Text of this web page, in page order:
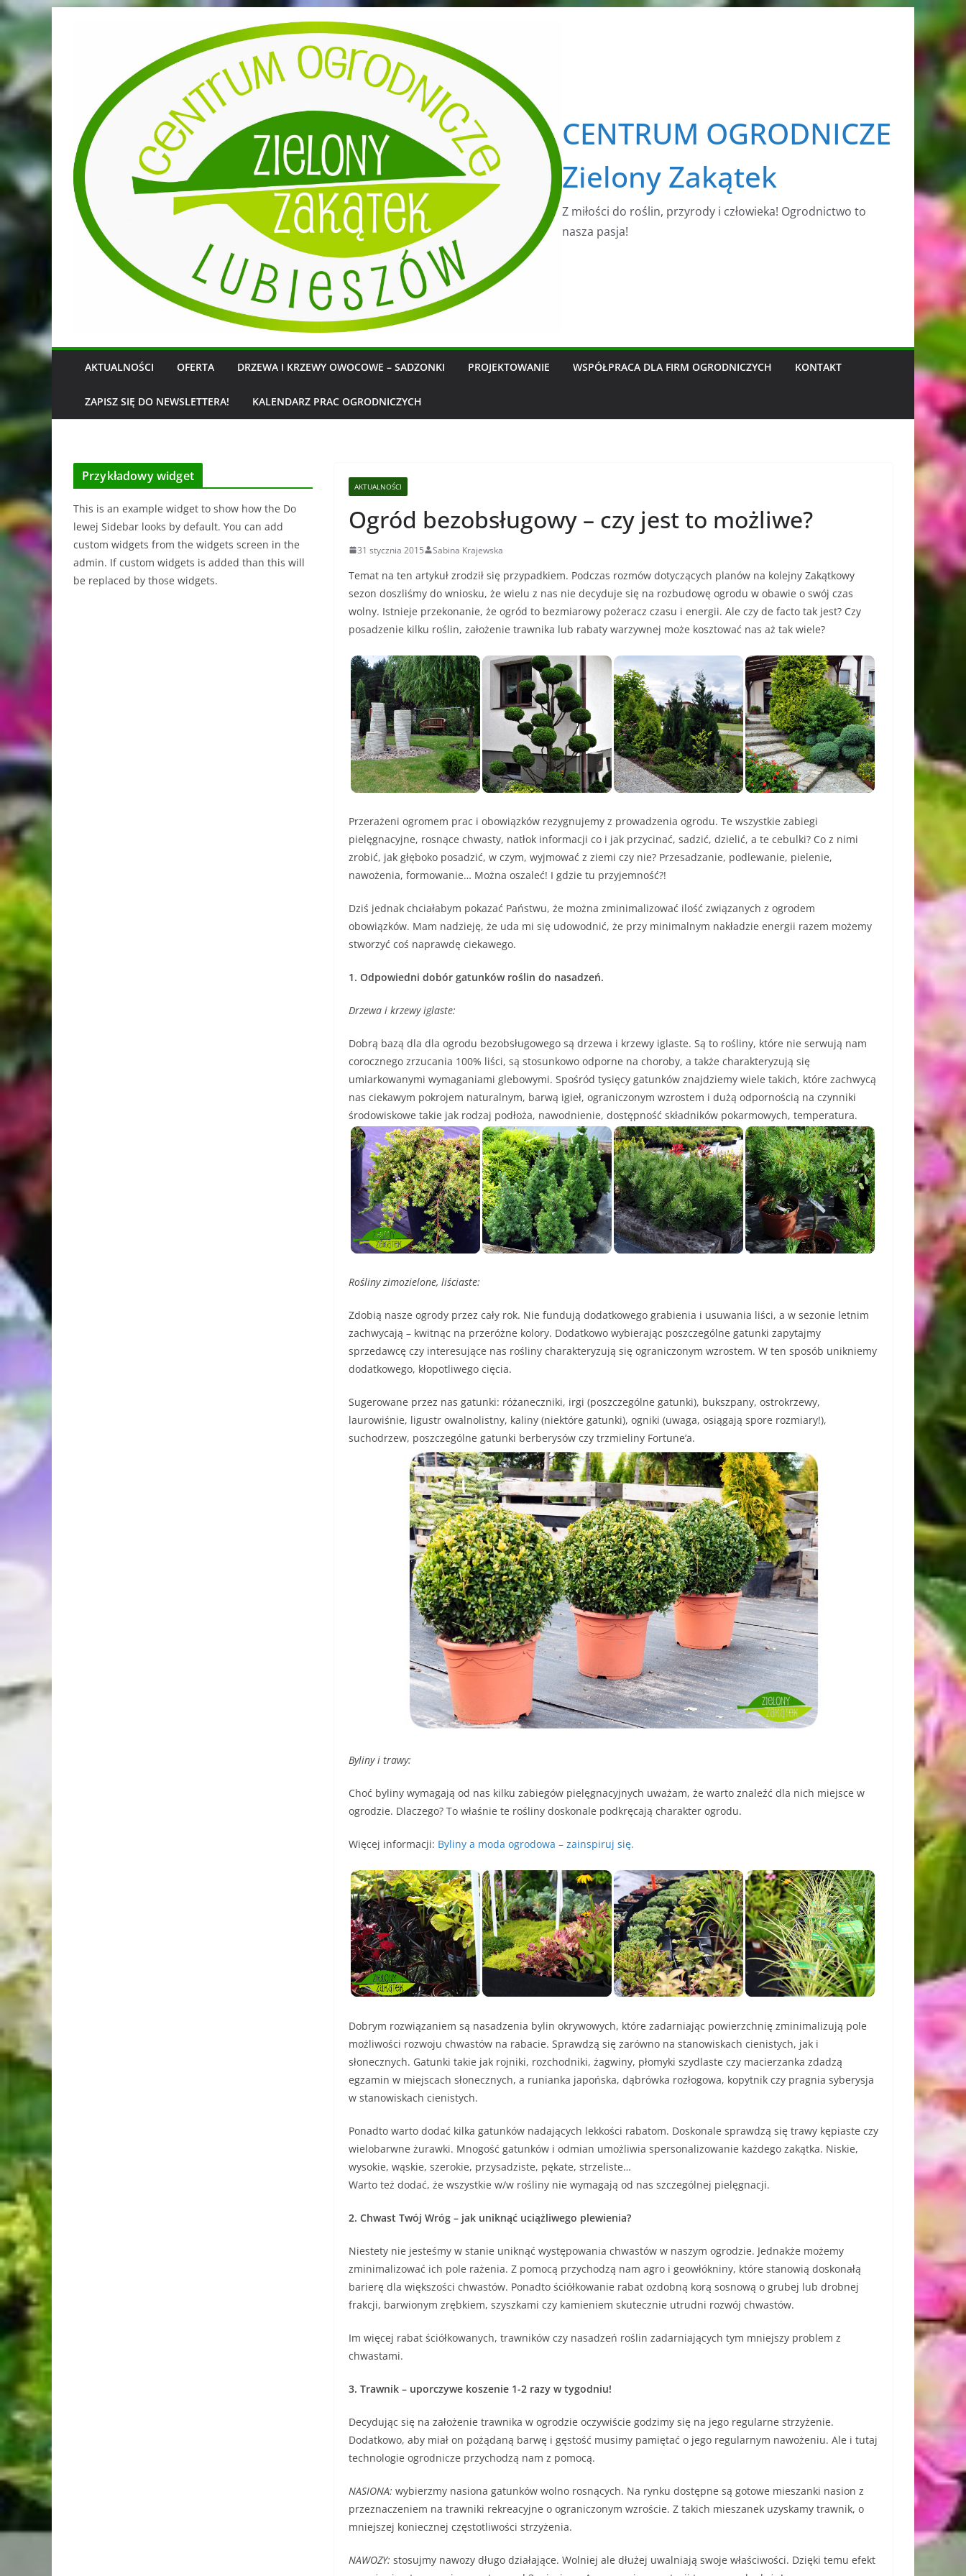
Przejdź
treści
CENTRUM OGRODNICZE
Zielony Zakątek
Z miłości do roślin, przyrody i człowieka! Ogrodnictwo to
nasza pasja!
AKTUALNOŚCI OFERTA DRZEWA I KRZEWY OWOCOWE – SADZONKI PROJEKTOWANIE WSPÓŁPRACA DLA FIRM OGRODNICZYCH KONTAKT
ZAPISZ SIĘ DO NEWSLETTERA! KALENDARZ PRAC OGRODNICZYCH
AKTUALNOŚCI
Ogród bezobsługowy – czy jest to możliwe?
31 stycznia 2015 Sabina Krajewska
Temat na ten artykuł zrodził się przypadkiem. Podczas rozmów dotyczących planów na kolejny Zakątkowy
sezon doszliśmy do wniosku, że wielu z nas nie decyduje się na rozbudowę ogrodu w obawie o swój czas
wolny. Istnieje przekonanie, że ogród to bezmiarowy pożeracz czasu i energii. Ale czy de facto tak jest? Czy
posadzenie kilku roślin, założenie trawnika lub rabaty warzywnej może kosztować nas aż tak wiele?
Przerażeni ogromem prac i obowiązków rezygnujemy z prowadzenia ogrodu. Te wszystkie zabiegi
pielęgnacyjne, rosnące chwasty, natłok informacji co i jak przycinać, sadzić, dzielić, a te cebulki? Co z nimi
zrobić, jak głęboko posadzić, w czym, wyjmować z ziemi czy nie? Przesadzanie, podlewanie, pielenie,
nawożenia, formowanie… Można oszaleć! I gdzie tu przyjemność?!
Dziś jednak chciałabym pokazać Państwu, że można zminimalizować ilość związanych z ogrodem
obowiązków. Mam nadzieję, że uda mi się udowodnić, że przy minimalnym nakładzie energii razem możemy
stworzyć coś naprawdę ciekawego.
1. Odpowiedni dobór gatunków roślin do nasadzeń.
Drzewa i krzewy iglaste:
Dobrą bazą dla dla ogrodu bezobsługowego są drzewa i krzewy iglaste. Są to rośliny, które nie serwują nam
corocznego zrzucania 100% liści, są stosunkowo odporne na choroby, a także charakteryzują się
umiarkowanymi wymaganiami glebowymi. Spośród tysięcy gatunków znajdziemy wiele takich, które zachwycą
nas ciekawym pokrojem naturalnym, barwą igieł, ograniczonym wzrostem i dużą odpornością na czynniki
środowiskowe takie jak rodzaj podłoża, nawodnienie, dostępność składników pokarmowych, temperatura.
Rośliny zimozielone, liściaste:
Zdobią nasze ogrody przez cały rok. Nie fundują dodatkowego grabienia i usuwania liści, a w sezonie letnim
zachwycają – kwitnąc na przeróżne kolory. Dodatkowo wybierając poszczególne gatunki zapytajmy
sprzedawcę czy interesujące nas rośliny charakteryzują się ograniczonym wzrostem. W ten sposób unikniemy
dodatkowego, kłopotliwego cięcia.
Sugerowane przez nas gatunki: różaneczniki, irgi (poszczególne gatunki), bukszpany, ostrokrzewy,
laurowiśnie, ligustr owalnolistny, kaliny (niektóre gatunki), ogniki (uwaga, osiągają spore rozmiary!),
suchodrzew, poszczególne gatunki berberysów czy trzmieliny Fortune’a.
Byliny i trawy:
Choć byliny wymagają od nas kilku zabiegów pielęgnacyjnych uważam, że warto znaleźć dla nich miejsce w
ogrodzie. Dlaczego? To właśnie te rośliny doskonale podkręcają charakter ogrodu.
Więcej informacji: Byliny a moda ogrodowa – zainspiruj się.
Dobrym rozwiązaniem są nasadzenia bylin okrywowych, które zadarniając powierzchnię zminimalizują pole
możliwości rozwoju chwastów na rabacie. Sprawdzą się zarówno na stanowiskach cienistych, jak i
słonecznych. Gatunki takie jak rojniki, rozchodniki, żagwiny, płomyki szydlaste czy macierzanka zdadzą
egzamin w miejscach słonecznych, a runianka japońska, dąbrówka rozłogowa, kopytnik czy pragnia syberysja
w stanowiskach cienistych.
Ponadto warto dodać kilka gatunków nadających lekkości rabatom. Doskonale sprawdzą się trawy kępiaste czy
wielobarwne żurawki. Mnogość gatunków i odmian umożliwia spersonalizowanie każdego zakątka. Niskie,
wysokie, wąskie, szerokie, przysadziste, pękate, strzeliste…
Warto też dodać, że wszystkie w/w rośliny nie wymagają od nas szczególnej pielęgnacji.
2. Chwast Twój Wróg – jak uniknąć uciążliwego plewienia?
Niestety nie jesteśmy w stanie uniknąć występowania chwastów w naszym ogrodzie. Jednakże możemy
zminimalizować ich pole rażenia. Z pomocą przychodzą nam agro i geowłókniny, które stanowią doskonałą
barierę dla większości chwastów. Ponadto ściółkowanie rabat ozdobną korą sosnową o grubej lub drobnej
frakcji, barwionym zrębkiem, szyszkami czy kamieniem skutecznie utrudni rozwój chwastów.
Im więcej rabat ściółkowanych, trawników czy nasadzeń roślin zadarniających tym mniejszy problem z
chwastami.
3. Trawnik – uporczywe koszenie 1-2 razy w tygodniu!
Decydując się na założenie trawnika w ogrodzie oczywiście godzimy się na jego regularne strzyżenie.
Dodatkowo, aby miał on pożądaną barwę i gęstość musimy pamiętać o jego regularnym nawożeniu. Ale i tutaj
technologie ogrodnicze przychodzą nam z pomocą.
NASIONA: wybierzmy nasiona gatunków wolno rosnących. Na rynku dostępne są gotowe mieszanki nasion z
przeznaczeniem na trawniki rekreacyjne o ograniczonym wzroście. Z takich mieszanek uzyskamy trawnik, o
mniejszej koniecznej częstotliwości strzyżenia.
NAWOZY: stosujmy nawozy długo działające. Wolniej ale dłużej uwalniają swoje właściwości. Dzięki temu efekt
Przykładowy widget
This is an example widget to show how the Do
lewej Sidebar looks by default. You can add
custom widgets from the widgets screen in the
admin. If custom widgets is added than this will
be replaced by those widgets.